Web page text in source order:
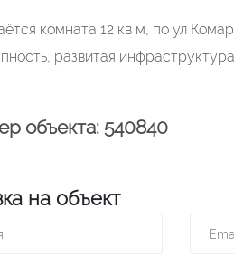
комната 12 кв м, по ул
развитая
объекта: 540840
на объект